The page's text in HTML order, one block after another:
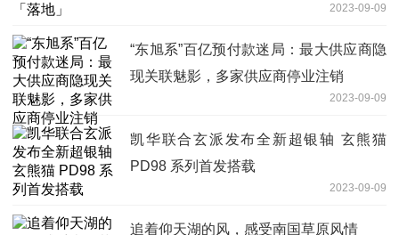
2023-09-09
“东旭系”百亿预付款迷局：最大供应商隐
现关联魅影，多家供应商停业注销
2023-09-09
凯华联合玄派发布全新超银轴 玄熊猫
PD98 系列首发搭载
2023-09-09
追着仰天湖的风，感受南国草原风情